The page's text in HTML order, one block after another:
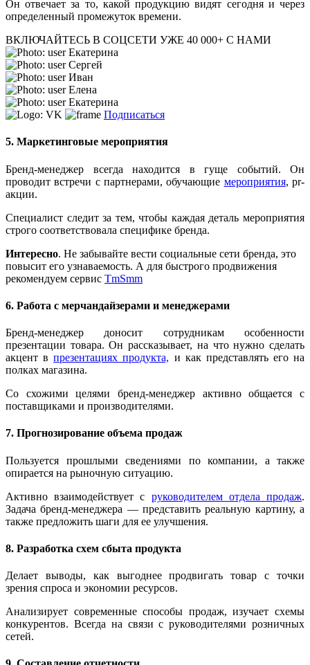
Он отвечает за то, какой продукцию видят сегодня и через
определенный промежуток времени.
ВКЛЮЧАЙТЕСЬ В СОЦСЕТИ УЖЕ 40 000+ С НАМИ
Екатерина
Сергей
Иван
Елена
Екатерина
Подписаться
5. Маркетинговые мероприятия
Бренд-менеджер всегда находится в гуще событий. Он
проводит встречи с партнерами, обучающие мероприятия, pr-
акции.
Специалист следит за тем, чтобы каждая деталь мероприятия
строго соответствовала специфике бренда.
Интересно. Не забывайте вести социальные сети бренда, это
повысит его узнаваемость. А для быстрого продвижения
рекомендуем сервис TmSmm
6. Работа с мерчандайзерами и менеджерами
Бренд-менеджер доносит сотрудникам особенности
презентации товара. Он рассказывает, на что нужно сделать
акцент впрезентациях продукта, и как представлять его на
полках магазина.
Со схожими целями бренд-менеджер активно общается с
поставщиками и производителями.
7. Прогнозирование объема продаж
Пользуется прошлыми сведениями по компании, а также
опирается на рыночную ситуацию.
Активно взаимодействует с руководителем отдела продаж.
Задача бренд-менеджера — представить реальную картину, а
также предложить шаги для ее улучшения.
8. Разработка схем сбыта продукта
Делает выводы, как выгоднее продвигать товар с точки
зрения спроса и экономии ресурсов.
Анализирует современные способы продаж, изучает схемы
конкурентов. Всегда на связи с руководителями розничных
сетей.